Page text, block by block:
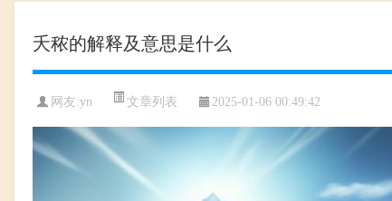
夭秾的解释及意思是什么
网友:yn 文章列表 2025-01-06 00:49:42